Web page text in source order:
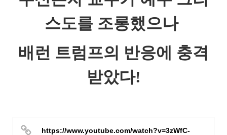
스도를 조롱했으나
배런 트럼프의 반응에 충격
받았다!
https://www.youtube.com/watch?v=3zWfC-